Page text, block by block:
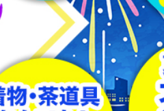
袋 その他